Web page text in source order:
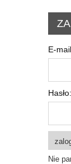
E-
Hasło:
Nie